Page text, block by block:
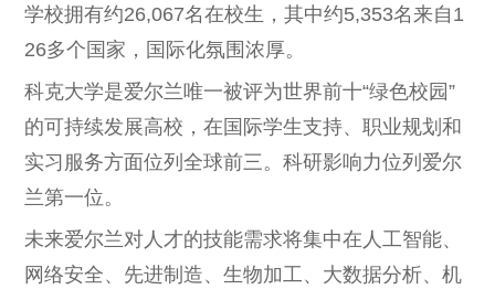
学校拥有约26,067名在校生，其中约5,353名来自1
26多个国家，国际化氛围浓厚。
科克大学是爱尔兰唯一被评为世界前十“绿色校园”
的可持续发展高校，在国际学生支持、职业规划和
实习服务方面位列全球前三。科研影响力位列爱尔
兰第一位。
未来爱尔兰对人才的技能需求将集中在人工智能、
网络安全、先进制造、生物加工、大数据分析、机